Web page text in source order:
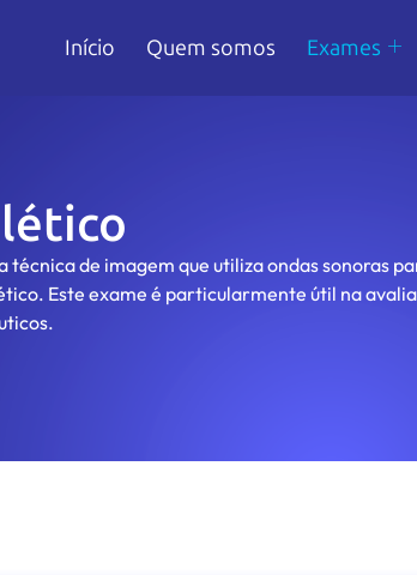
Início Quem somos Exames
técnica de imagem que utiliza ondas sonoras
Este exame é particularmente útil na